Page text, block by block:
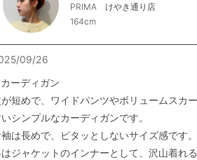
PRIMA けやき通り店
164cm
09/26
ーディガン
短めで、ワイドパンツやボリュームスカ
シンプルなカーディガンです。
は長めで、ピタッとしないサイズ感です。
ジャケットのインナーとして、沢山着れ